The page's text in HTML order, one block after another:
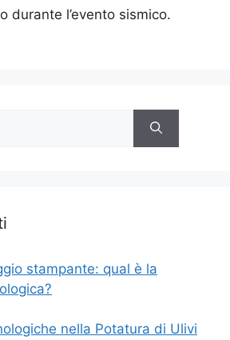
durante l’evento sismico.
stampante: qual è la
nella Potatura di Ulivi